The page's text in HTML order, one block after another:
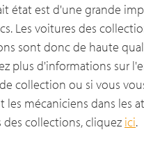
état est d'une grande
Les voitures des
sont donc de haute
plus d'informations sur
collection ou si vous
les mécaniciens dans les
des collections, cliquez ici.